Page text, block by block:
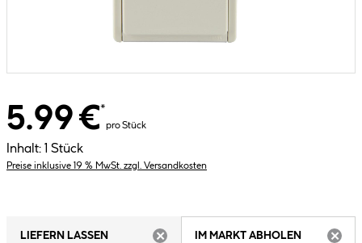
5.99 €*
pro Stück
Inhalt: 1 Stück
Preise inklusive 19 % MwSt. zzgl. Versandkosten
LIEFERN LASSEN
IM MARKT ABHOLEN